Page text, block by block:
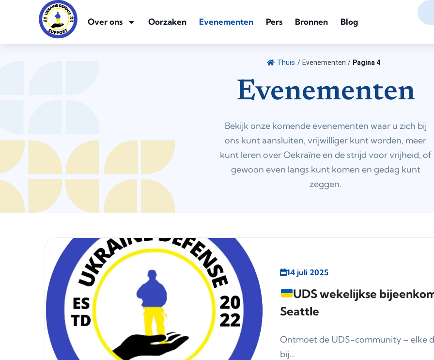
Over ons Oorzaken Evenementen Pers Bronnen Blog
Thuis / Evenementen / Pagina 4
Evenementen
Bekijk onze komende evenementen waar u zich bij
ons kunt aansluiten, vrijwilliger kunt worden, meer
kunt leren over Oekraïne en de strijd voor vrijheid, of
gewoon even langs kunt komen en gedag kunt
zeggen.
UDS wekelijkse
Seattle
14 juli 2025
Ontmoet de UDS-community – elke
bij...